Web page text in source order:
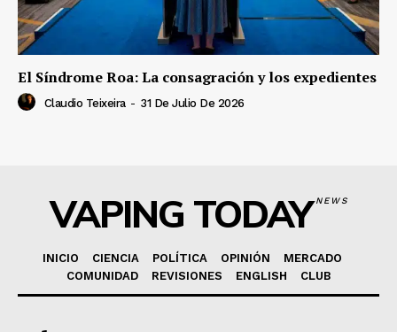
El Síndrome Roa: La consagración y los expedientes
Claudio Teixeira - 31 De Julio De 2026
VAPING TODAYNEWS
INICIO CIENCIA POLÍTICA OPINIÓN
MERCADO
COMUNIDAD
REVISIONES ENGLISH CLUB